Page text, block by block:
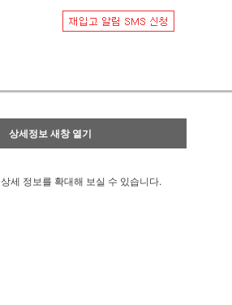
상세정보 새창 열기
상세 정보를 확대해 보실 수 있습니다.